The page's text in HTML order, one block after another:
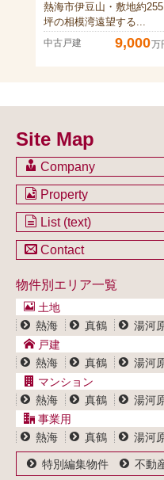
熱海市伊豆山・敷地約255
坪の相模湾遠望する...
中古戸建 9,000万
Site Map
Company
会社のご案内
不動産を購入したい方
不動産を売却したい方
不動産買取システム
Property
土地一覧
戸建一覧
マンション一覧
事業用物件一覧
List (text)
土地一覧
マンション一覧
事業用物件一覧
Contact
ブログ
プライバシーポリシー
サイトポリシー
物件別エリア一覧
土地
熱海
真鶴 湯河
戸建
熱海
真鶴 湯河
マンション
熱海
真鶴 湯河
事業用
熱海
真鶴 湯河
特別編集物件 不動